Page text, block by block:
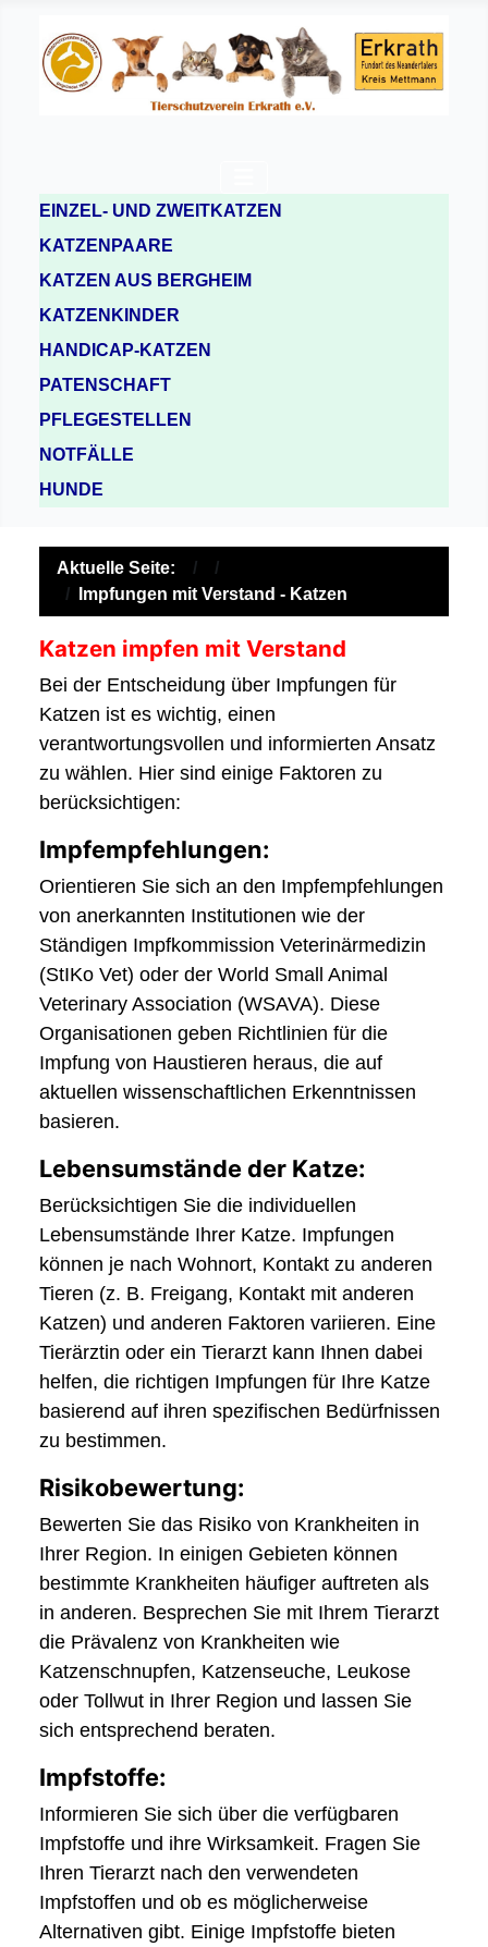
EINZEL- UND ZWEITKATZEN
KATZENPAARE
KATZEN AUS BERGHEIM
KATZENKINDER
HANDICAP-KATZEN
PATENSCHAFT
PFLEGESTELLEN
NOTFÄLLE
HUNDE
Aktuelle Seite:
Impfungen mit Verstand - Katzen
Katzen impfen mit Verstand
Bei der Entscheidung über Impfungen für
Katzen ist es wichtig, einen
verantwortungsvollen und informierten Ansatz
zu wählen. Hier sind einige Faktoren zu
berücksichtigen:
Impfempfehlungen:
Orientieren Sie sich an den Impfempfehlungen
von anerkannten Institutionen wie der
Ständigen Impfkommission Veterinärmedizin
(StIKo Vet) oder der World Small Animal
Veterinary Association (WSAVA). Diese
Organisationen geben Richtlinien für die
Impfung von Haustieren heraus, die auf
aktuellen wissenschaftlichen Erkenntnissen
basieren.
Lebensumstände der Katze:
Berücksichtigen Sie die individuellen
Lebensumstände Ihrer Katze. Impfungen
können je nach Wohnort, Kontakt zu anderen
Tieren (z. B. Freigang, Kontakt mit anderen
Katzen) und anderen Faktoren variieren. Eine
Tierärztin oder ein Tierarzt kann Ihnen dabei
helfen, die richtigen Impfungen für Ihre Katze
basierend auf ihren spezifischen Bedürfnissen
zu bestimmen.
Risikobewertung:
Bewerten Sie das Risiko von Krankheiten in
Ihrer Region. In einigen Gebieten können
bestimmte Krankheiten häufiger auftreten als
in anderen. Besprechen Sie mit Ihrem Tierarzt
die Prävalenz von Krankheiten wie
Katzenschnupfen, Katzenseuche, Leukose
oder Tollwut in Ihrer Region und lassen Sie
sich entsprechend beraten.
Impfstoffe:
Informieren Sie sich über die verfügbaren
Impfstoffe und ihre Wirksamkeit. Fragen Sie
Ihren Tierarzt nach den verwendeten
Impfstoffen und ob es möglicherweise
Alternativen gibt. Einige Impfstoffe bieten